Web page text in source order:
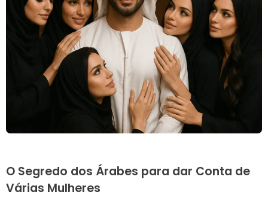
O Segredo dos Árabes para dar Conta de
Várias Mulheres